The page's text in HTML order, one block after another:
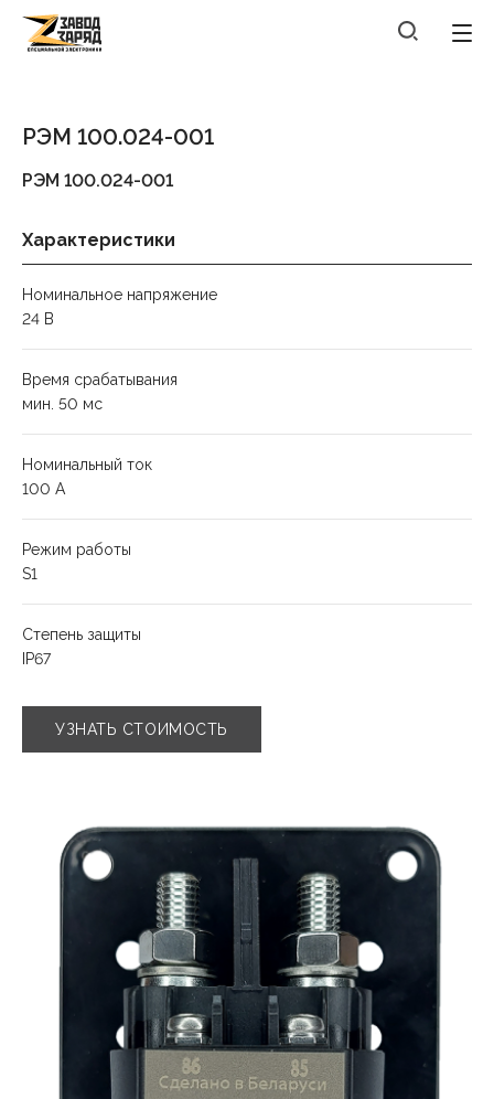
РЭМ 100.024-001
РЭМ 100.024-001
Характеристики
Номинальное напряжение
24 В
Время срабатывания
мин. 50 мс
Номинальный ток
100 А
Режим работы
S1
Степень защиты
IP67
УЗНАТЬ СТОИМОСТЬ